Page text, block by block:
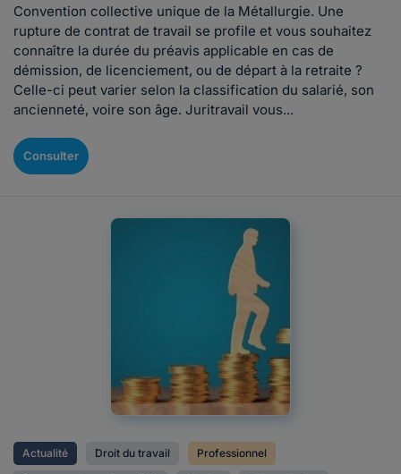
Convention collective unique de la Métallurgie. Une
rupture de contrat de travail se profile et vous souhaitez
connaître la durée du préavis applicable en cas de
démission, de licenciement, ou de départ à la retraite ?
Celle-ci peut varier selon la classification du salarié, son
ancienneté, voire son âge. Juritravail vous...
Consulter
Actualité Droit du travail Professionnel